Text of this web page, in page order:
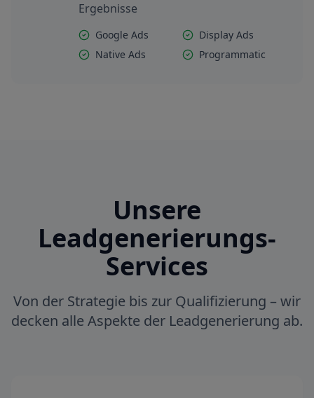
Ergebnisse
Google Ads
Display Ads
Native Ads
Programmatic
Unsere
Leadgenerierungs-
Services
Von der Strategie bis zur Qualifizierung – wir
decken alle Aspekte der Leadgenerierung ab.